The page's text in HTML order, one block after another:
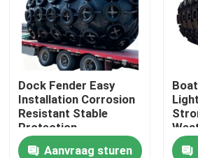
Over ons
Fabriekstocht
Kwaliteitscontrole
Vraag een offerte
Dock Fender Easy
Installation Corrosion
Resistant Stable
Protection
Aanvraag sturen